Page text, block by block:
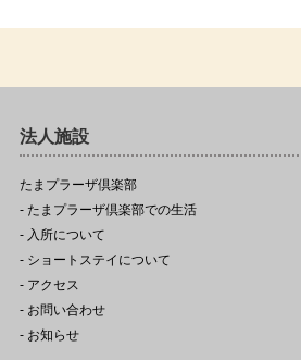
法人施設
たまプラーザ倶楽部
- たまプラーザ倶楽部での生活
- 入所について
- ショートステイについて
- アクセス
- お問い合わせ
- お知らせ